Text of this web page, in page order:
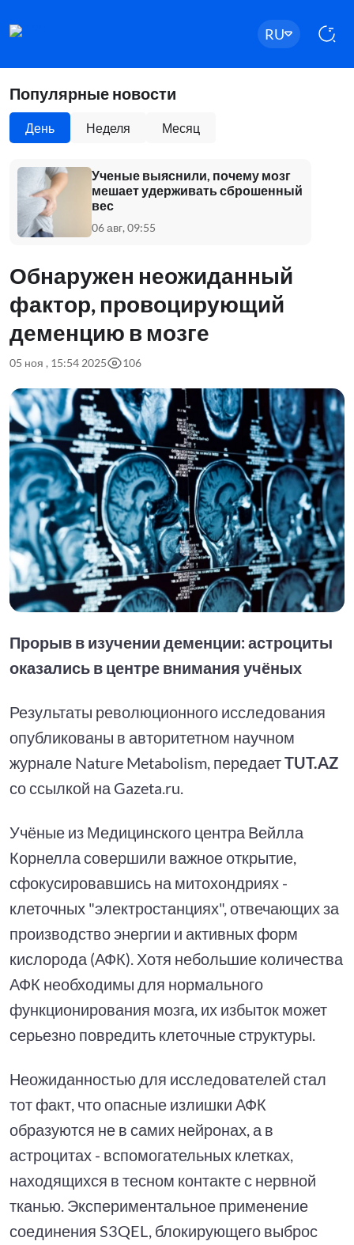
RU
Популярные новости
День Неделя Месяц
Ученые выяснили, почему мозг
мешает удерживать сброшенный
вес
06 авг, 09:55
Обнаружен неожиданный
фактор, провоцирующий
деменцию в мозге
05 ноя , 15:54 2025 106
Прорыв в изучении деменции: астроциты
оказались в центре внимания учёных
Результаты революционного исследования
опубликованы в авторитетном научном
журнале Nature Metabolism, передаетTUT.AZ
со ссылкой на Gazeta.ru.
Учёные из Медицинского центра Вейлла
Корнелла совершили важное открытие,
сфокусировавшись на митохондриях -
клеточных "электростанциях", отвечающих за
производство энергии и активных форм
кислорода (АФК). Хотя небольшие количества
АФК необходимы для нормального
функционирования мозга, их избыток может
серьезно повредить клеточные структуры.
Неожиданностью для исследователей стал
тот факт, что опасные излишки АФК
образуются не в самих нейронах, а в
астроцитах - вспомогательных клетках,
находящихся в тесном контакте с нервной
тканью. Экспериментальное применение
соединения S3QEL, блокирующего выброс